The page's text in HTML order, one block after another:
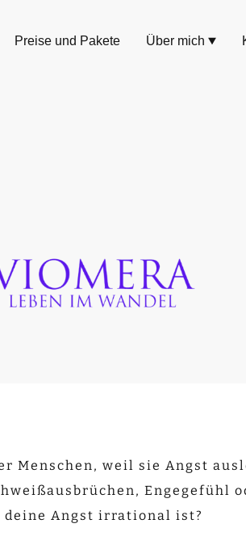
Preise und Pakete Über mich
Menschen, weil sie Angst
Engegefühl
Angst irrational ist?